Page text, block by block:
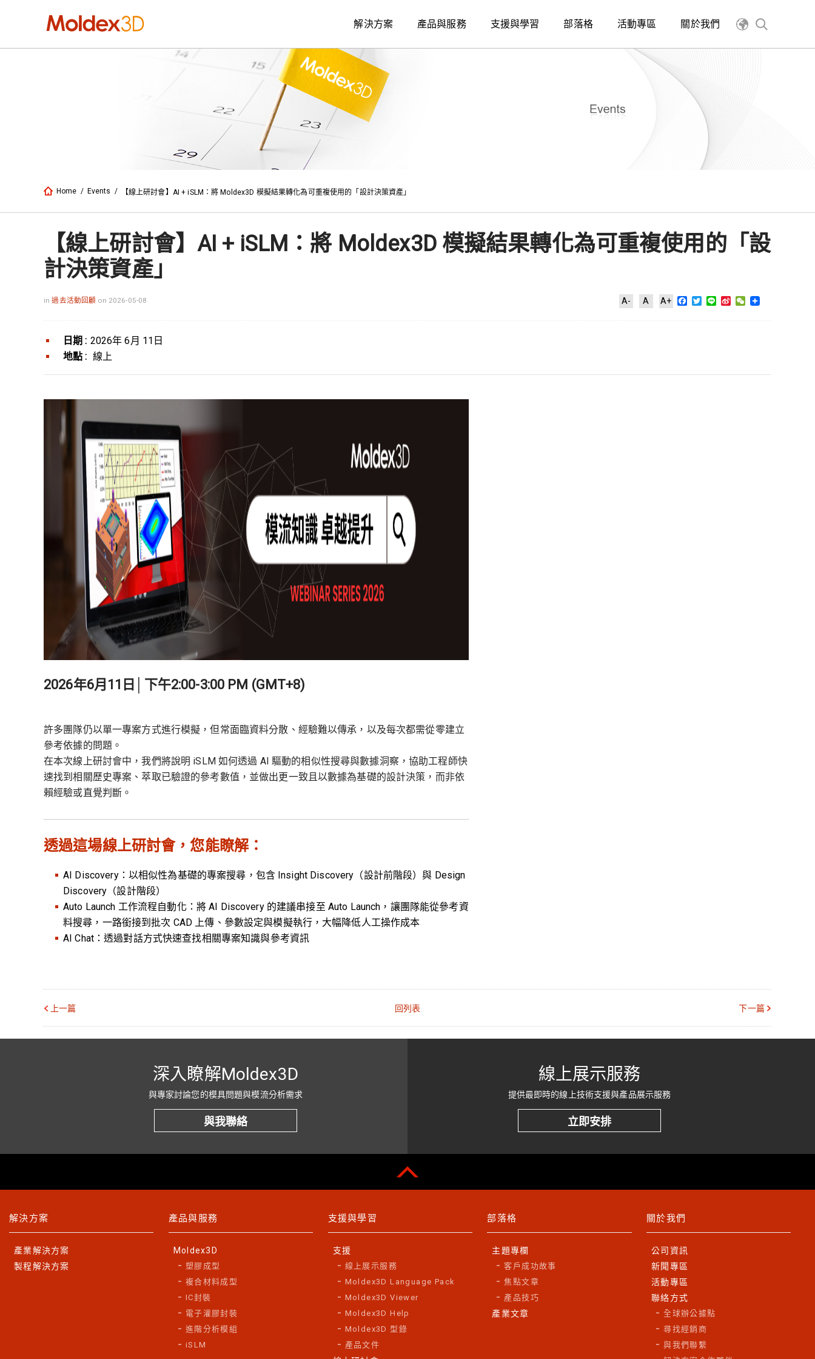
解決方案 產品與服務 支援與學習 部落格 活動專區 關於我們
Home / Events / 【線上研討會】AI + iSLM：將 Moldex3D 模擬結果轉化為可重複使用的「設計決策資產」
【線上研討會】AI + iSLM：將 Moldex3D 模擬結果轉化為可重複使用的「設
計決策資產」
in過去活動回顧 on 2026-05-08 A- A A+ Facebook
Twitter
Line Sina WeChat
日期 : 2026年 6月 11日
地點 : 線上
2026年6月11日│下午2:00-3:00 PM (GMT+8)
許多團隊仍以單一專案方式進行模擬，但常面臨資料分散、經驗難以傳承，以及每次都需從零建立
參考依據的問題。
在本次線上研討會中，我們將說明 iSLM 如何透過 AI 驅動的相似性搜尋與數據洞察，協助工程師快
速找到相關歷史專案、萃取已驗證的參考數值，並做出更一致且以數據為基礎的設計決策，而非依
賴經驗或直覺判斷。
透過這場線上研討會，您能瞭解：
AI Discovery：以相似性為基礎的專案搜尋，包含 Insight Discovery（設計前階段）與 Design
Discovery（設計階段）
Auto Launch 工作流程自動化：將 AI Discovery 的建議串接至 Auto Launch，讓團隊能從參考資
料搜尋，一路銜接到批次 CAD 上傳、參數設定與模擬執行，大幅降低人工操作成本
AI Chat：透過對話方式快速查找相關專案知識與參考資訊
上一篇 回列表 下一篇
深入瞭解Moldex3D
與專家討論您的模具問題與模流分析需求
與我聯絡
線上展示服務
提供最即時的線上技術支援與產品展示服務
立即安排
解決方案
產業解決方案
製程解決方案
產品與服務
Moldex3D
塑膠成型
複合材料成型
IC封裝
電子灌膠封裝
進階分析模組
iSLM
支援與學習
支援
線上展示服務
Moldex3D Language Pack
Moldex3D Viewer
Moldex3D Help
Moldex3D 型錄
產品文件
部落格
主題專欄
客戶成功故事
焦點文章
產品技巧
產業文章
關於我們
公司資訊
新聞專區
活動專區
聯絡方式
全球辦公據點
尋找經銷商
與我們聯繫